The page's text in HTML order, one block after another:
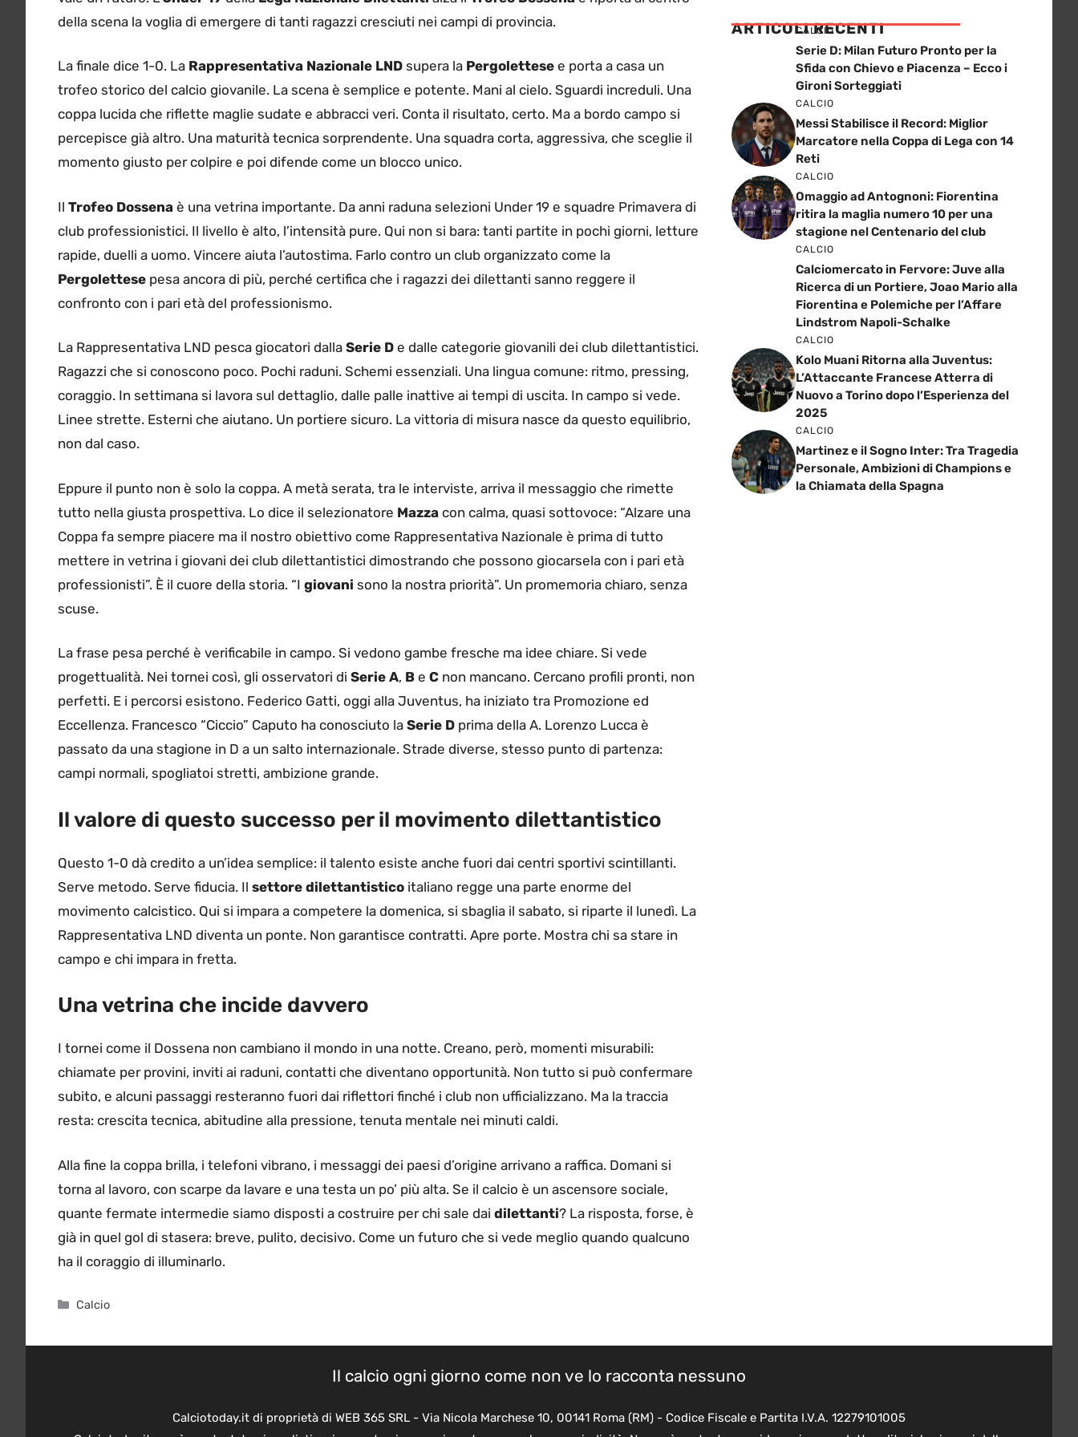
della scena la voglia di emergere di tanti ragazzi cresciuti nei campi di provincia.
La finale dice 1-0. La Rappresentativa Nazionale LND supera la Pergolettese e porta a casa un
trofeo storico del calcio giovanile. La scena è semplice e potente. Mani al cielo. Sguardi increduli. Una
coppa lucida che riflette maglie sudate e abbracci veri. Conta il risultato, certo. Ma a bordo campo si
percepisce già altro. Una maturità tecnica sorprendente. Una squadra corta, aggressiva, che sceglie il
momento giusto per colpire e poi difende come un blocco unico.
Il Trofeo Dossena è una vetrina importante. Da anni raduna selezioni Under 19 e squadre Primavera di
club professionistici. Il livello è alto, l’intensità pure. Qui non si bara: tanti partite in pochi giorni, letture
rapide, duelli a uomo. Vincere aiuta l’autostima. Farlo contro un club organizzato come la
Pergolettese pesa ancora di più, perché certifica che i ragazzi dei dilettanti sanno reggere il
confronto con i pari età del professionismo.
La Rappresentativa LND pesca giocatori dalla Serie D e dalle categorie giovanili dei club dilettantistici.
Ragazzi che si conoscono poco. Pochi raduni. Schemi essenziali. Una lingua comune: ritmo, pressing,
coraggio. In settimana si lavora sul dettaglio, dalle palle inattive ai tempi di uscita. In campo si vede.
Linee strette. Esterni che aiutano. Un portiere sicuro. La vittoria di misura nasce da questo equilibrio,
non dal caso.
Eppure il punto non è solo la coppa. A metà serata, tra le interviste, arriva il messaggio che rimette
tutto nella giusta prospettiva. Lo dice il selezionatore Mazza con calma, quasi sottovoce: “Alzare una
Coppa fa sempre piacere ma il nostro obiettivo come Rappresentativa Nazionale è prima di tutto
mettere in vetrina i giovani dei club dilettantistici dimostrando che possono giocarsela con i pari età
professionisti”. È il cuore della storia. “I giovani sono la nostra priorità”. Un promemoria chiaro, senza
scuse.
La frase pesa perché è verificabile in campo. Si vedono gambe fresche ma idee chiare. Si vede
progettualità. Nei tornei così, gli osservatori di Serie A, B e C non mancano. Cercano profili pronti, non
perfetti. E i percorsi esistono. Federico Gatti, oggi alla Juventus, ha iniziato tra Promozione ed
Eccellenza. Francesco “Ciccio” Caputo ha conosciuto la Serie D prima della A. Lorenzo Lucca è
passato da una stagione in D a un salto internazionale. Strade diverse, stesso punto di partenza:
campi normali, spogliatoi stretti, ambizione grande.
Il valore di questo successo per il movimento dilettantistico
Questo 1-0 dà credito a un’idea semplice: il talento esiste anche fuori dai centri sportivi scintillanti.
Serve metodo. Serve fiducia. Il settore dilettantistico italiano regge una parte enorme del
movimento calcistico. Qui si impara a competere la domenica, si sbaglia il sabato, si riparte il lunedì. La
Rappresentativa LND diventa un ponte. Non garantisce contratti. Apre porte. Mostra chi sa stare in
campo e chi impara in fretta.
Una vetrina che incide davvero
I tornei come il Dossena non cambiano il mondo in una notte. Creano, però, momenti misurabili:
chiamate per provini, inviti ai raduni, contatti che diventano opportunità. Non tutto si può confermare
subito, e alcuni passaggi resteranno fuori dai riflettori finché i club non ufficializzano. Ma la traccia
resta: crescita tecnica, abitudine alla pressione, tenuta mentale nei minuti caldi.
Alla fine la coppa brilla, i telefoni vibrano, i messaggi dei paesi d’origine arrivano a raffica. Domani si
torna al lavoro, con scarpe da lavare e una testa un po’ più alta. Se il calcio è un ascensore sociale,
quante fermate intermedie siamo disposti a costruire per chi sale dai dilettanti? La risposta, forse, è
già in quel gol di stasera: breve, pulito, decisivo. Come un futuro che si vede meglio quando qualcuno
ha il coraggio di illuminarlo.
Categorie
Calcio
ARTICOLI RECENTI
CALCIO
Serie D: Milan Futuro Pronto per la
Sfida con Chievo e Piacenza – Ecco i
Gironi Sorteggiati
CALCIO
Messi Stabilisce il Record: Miglior
Marcatore nella Coppa di Lega con 14
Reti
CALCIO
Omaggio ad Antognoni: Fiorentina
ritira la maglia numero 10 per una
stagione nel Centenario del club
CALCIO
Calciomercato in Fervore: Juve alla
Ricerca di un Portiere, Joao Mario alla
Fiorentina e Polemiche per l’Affare
Lindstrom Napoli-Schalke
CALCIO
Kolo Muani Ritorna alla Juventus:
L’Attaccante Francese Atterra di
Nuovo a Torino dopo l’Esperienza del
2025
CALCIO
Martinez e il Sogno Inter: Tra Tragedia
Personale, Ambizioni di Champions e
la Chiamata della Spagna
Il calcio ogni giorno come non ve lo racconta nessuno
Calciotoday.it di proprietà di WEB 365 SRL - Via Nicola Marchese 10, 00141 Roma (RM) - Codice Fiscale e Partita I.V.A. 12279101005